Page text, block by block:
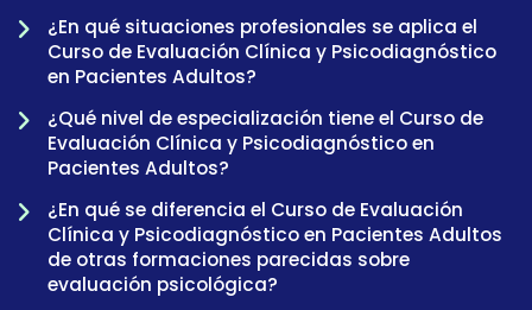
¿En qué situaciones profesionales se aplica el
Curso de Evaluación Clínica y Psicodiagnóstico
en Pacientes Adultos?
¿Qué nivel de especialización tiene el Curso de
Evaluación Clínica y Psicodiagnóstico en
Pacientes Adultos?
¿En qué se diferencia el Curso de Evaluación
Clínica y Psicodiagnóstico en Pacientes Adultos
de otras formaciones parecidas sobre
evaluación psicológica?